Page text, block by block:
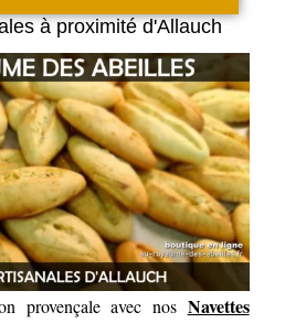
à proximité d'Allauch
provençale avec nos Navettes